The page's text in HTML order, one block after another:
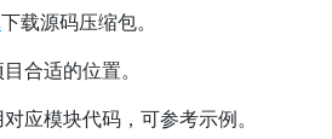
下载源码压缩包。
合适的位置。
应模块代码，可参考示例。